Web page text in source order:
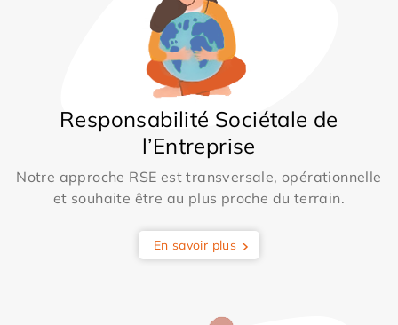
Responsabilité Sociétale de
l’Entreprise
Notre approche RSE est transversale, opérationnelle
et souhaite être au plus proche du terrain.
En savoir plus